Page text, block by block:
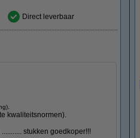
Direct leverbaar
.
kwaliteitsnormen).
stukken goedkoper!!!